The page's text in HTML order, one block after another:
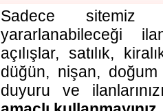
Sadece sitemiz
yararlanabileceği
açılışlar, satılık,
düğün, nişan,
duyuru ve